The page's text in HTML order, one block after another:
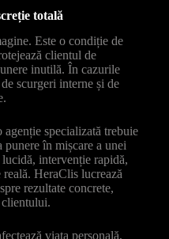
totală
Este o condiție de
clientul de
inutilă. În cazurile
scurgeri interne și de
specializată trebuie
punere în mișcare a unei
intervenție rapidă,
HeraClis lucrează
rezultate concrete,
clientului.
viața personală,